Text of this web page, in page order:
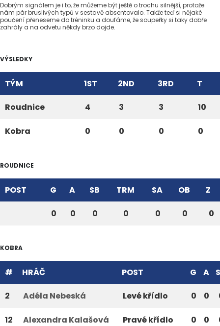
Dobrým signálem je i to, že můžeme být ještě o trochu silnější, protože
nám pár bruslivých typů v sestavě absentovalo. Takže teď si nějaké
poučení přeneseme do tréninku a doufáme, že soupeřky si taky dobře
zahrály a na odvetu někdy brzo dojde.
VÝSLEDKY
TÝM 1ST 2ND 3RD T
Roudnice 4 3 3 10
Kobra 0 0 0 0
ROUDNICE
POST G A SB TRM SA OB Z
0 0 0 0 0 0 0
KOBRA
# HRÁČ POST G A
2 Adéla Nebeská Levé křídlo 0 0
12 Alexandra Kalašová Pravé křídlo 0 0